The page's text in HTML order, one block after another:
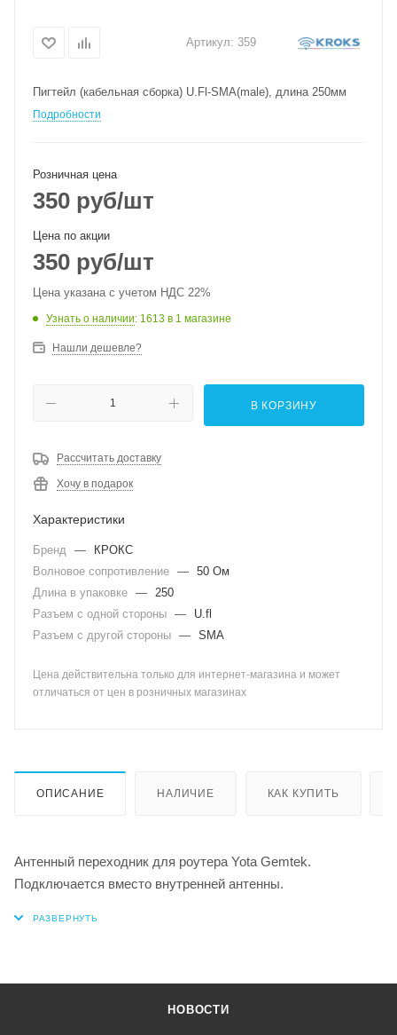
Артикул: 359
Пигтейл (кабельная сборка) U.Fl-SMA(male), длина 250мм
Подробности
Розничная цена
350 руб/шт
Цена по акции
350 руб/шт
Цена указана с учетом НДС 22%
Узнать о наличии: 1613 в 1 магазине
Нашли дешевле?
В КОРЗИНУ
Рассчитать доставку
Хочу в подарок
Характеристики
Бренд —
КРОКС
Волновое сопротивление — 50 Ом
Длина в упаковке — 250
Разъем с одной стороны —
U.fl
Разъем с другой стороны — SMA
Цена действительна только для интернет-магазина и может
отличаться от цен в розничных магазинах
ОПИСАНИЕ НАЛИЧИЕ КАК КУПИТЬ
Антенный переходник для роутера Yota Gemtek.
Подключается вместо внутренней антенны.
НОВОСТИ